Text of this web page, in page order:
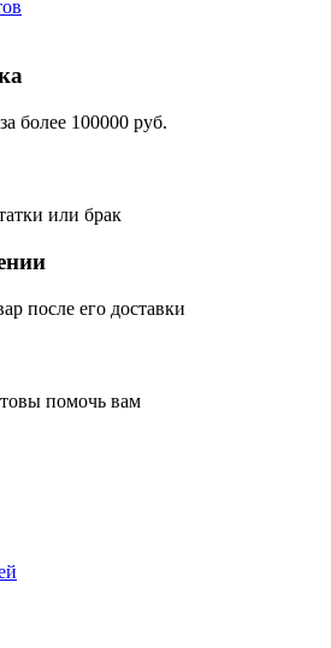
более 100000 руб.
или брак
после его доставки
помочь вам